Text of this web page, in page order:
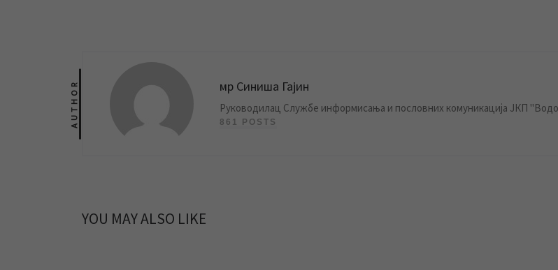
AUTHOR мр Синиша Гајин
Руководилац Службе информисања и пословних комуникација ЈКП
861 POSTS
YOU MAY ALSO LIKE